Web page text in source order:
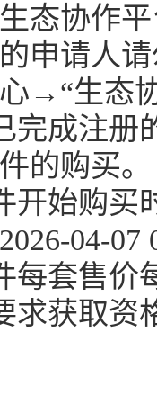
态协作
申请人
→“生态
完成注册
的购买。
开始购买
04-07
每套售价
求获取